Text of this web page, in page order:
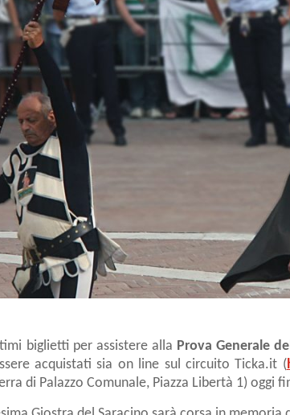
biglietti per assistere alla Prova Generale
acquistati sia on line sul circuito Ticka.it (
di Palazzo Comunale, Piazza Libertà 1)